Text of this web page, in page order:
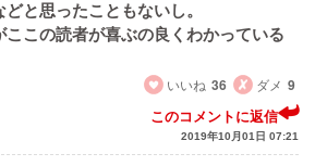
どと思ったこともないし。
この読者が喜ぶの良くわかっている
いいね 36 ダメ 9
このコメントに返信
2019年10月01日 07:21